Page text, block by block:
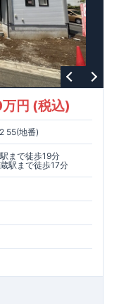
円 (税込)
55(地番)
まで徒歩19分
駅まで徒歩17分